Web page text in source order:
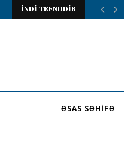
İNDİ TRENDDİR
ƏSAS SƏHIFƏ